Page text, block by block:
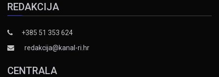
REDAKCIJA
+385 51 353 624
redakcija@kanal-ri.hr
CENTRALA